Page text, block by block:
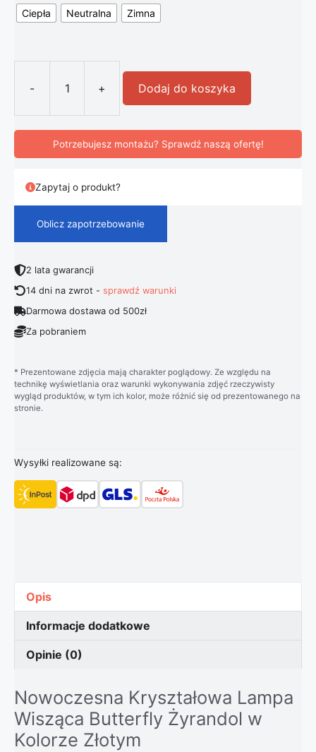
Ciepła Neutralna Zimna
-
ilość Nowoczesna Kryształowa
+ Dodaj do koszyka
Potrzebujesz montażu? Sprawdź naszą ofertę!
Zapytaj o produkt?
Oblicz zapotrzebowanie
2 lata gwarancji
14 dni na zwrot -sprawdź warunki
Darmowa dostawa od 500zł
Za pobraniem
* Prezentowane zdjęcia mają charakter poglądowy. Ze względu na
technikę wyświetlania oraz warunki wykonywania zdjęć rzeczywisty
wygląd produktów, w tym ich kolor, może różnić się od prezentowanego na
stronie.
Wysyłki realizowane są:
Opis
Informacje dodatkowe
Opinie (0)
Nowoczesna Kryształowa Lampa
Wisząca Butterfly Żyrandol w
Kolorze Złotym